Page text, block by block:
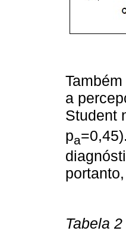
a
Student
pa
Tabela 2